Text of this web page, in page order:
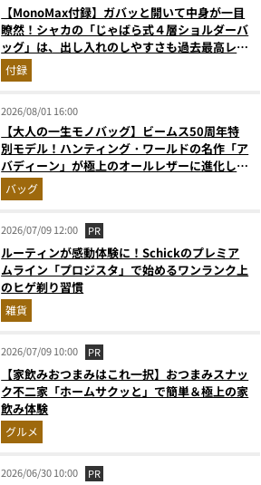
【MonoMax付録】ガバッと開いて中身が一目
瞭然！シャカの「じゃばら式４層ショルダーバ
ッグ」は、出し入れのしやすさも過去最高レベ
ルだった！
付録
2026/08/01 16:00
【大人の一生モノバッグ】ビームス50周年特
別モデル！ハンティング・ワールドの名作「ア
バディーン」が極上のオールレザーに進化して
登場
バッグ
2026/07/09 12:00 PR
ルーティンが感動体験に！Schickのプレミア
ムライン「プロジスタ」で始めるワンランク上
のヒゲ剃り習慣
雑貨
2026/07/09 10:00 PR
【家飲みおつまみはこれ一択】おつまみスナッ
ク不二家「ホームサクッと」で簡単＆極上の家
飲み体験
グルメ
2026/06/30 10:00 PR